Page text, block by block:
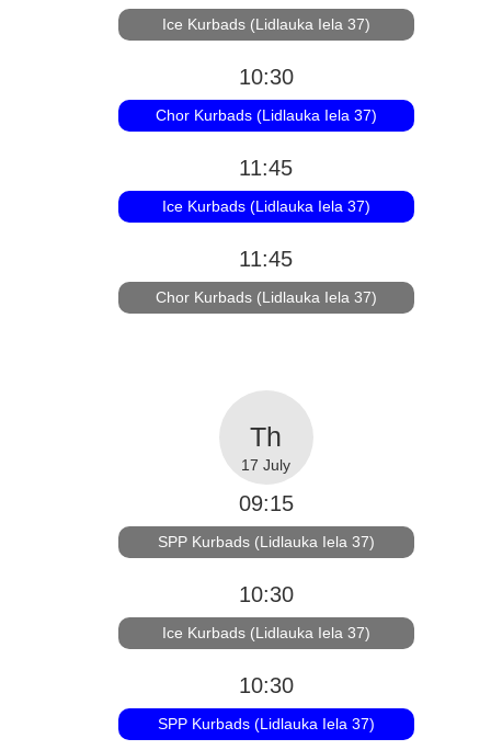
Ice Kurbads (Lidlauka Iela 37)
10:30
Chor Kurbads (Lidlauka Iela 37)
11:45
Ice Kurbads (Lidlauka Iela 37)
11:45
Chor Kurbads (Lidlauka Iela 37)
17 July
09:15
SPP Kurbads (Lidlauka Iela 37)
10:30
Ice Kurbads (Lidlauka Iela 37)
10:30
SPP Kurbads (Lidlauka Iela 37)